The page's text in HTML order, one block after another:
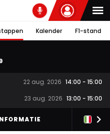
Kalender F1-stand
22 aug. 2026 14:00 - 15:00
23 aug. 2026 13:00 - 15:00